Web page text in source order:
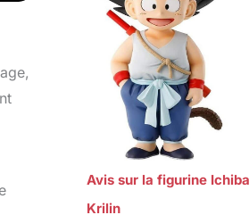
Avis sur la figurine
Krilin